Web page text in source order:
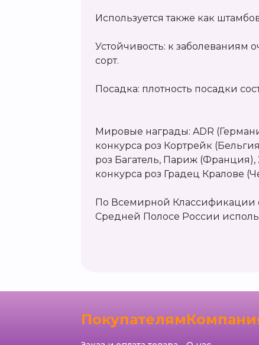
Используется также как
Устойчивость: к заболеваниям
сорт.
Посадка: плотность посадки
Мировые награды: ADR
конкурса роз Кортрейк
роз Багатель, Париж
конкурса роз Градец Кралове
По Всемирной Классификации
Средней Полосе России
Покупателям